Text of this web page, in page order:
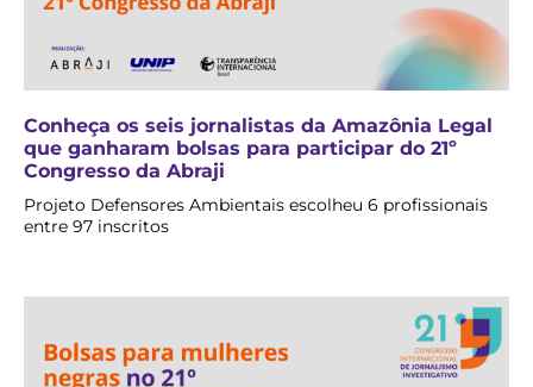
Conheça os seis jornalistas da Amazônia Legal
que ganharam bolsas para participar do 21º
Congresso da Abraji
Projeto Defensores Ambientais escolheu 6 profissionais
entre 97 inscritos